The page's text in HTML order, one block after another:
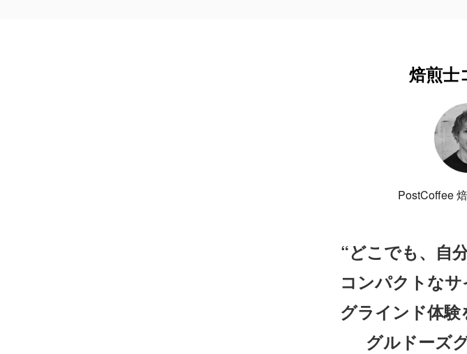
焙煎士
PostCoffee
“どこでも、自
コンパクトな
グラインド体
グルドーズ